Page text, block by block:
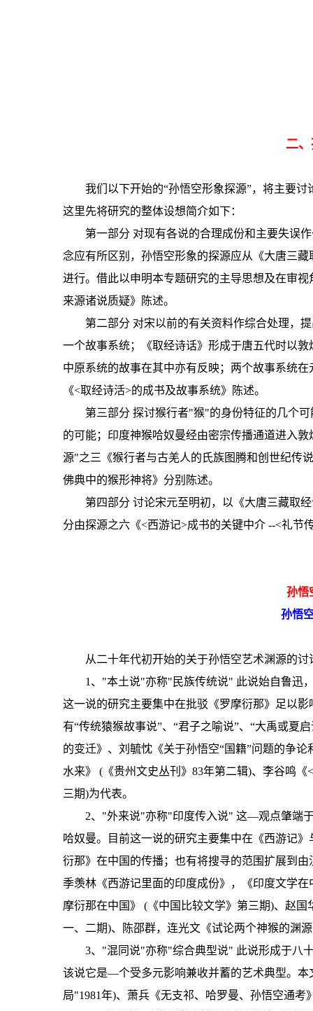
二
我们以下开始的“孙悟空形象探源”，将主要
这里先将研究的整体设想简介如下：
第一部分 对现有各说的合理成份和主要失误
念应有所区别，孙悟空形象的探源应从《大唐三
进行。借此以申明本专题研究的主导思想及在审
来源诸说质疑》陈述。
第二部分 对宋以前的有关资料作综合处理，
一个故事系统；《取经诗话》形成于唐五代时以
中原系统的故事在其中亦有反映；两个故事系统
《<取经诗活>的成书及故事系统》陈述。
第三部分 探讨猴行者"猴"的身份特征的几个
的可能；印度神猴哈奴曼经由密宗传播通道进入
源"之三《猴行者与古羌人的氏族图腾和创世纪传
佛典中的猴形神将》分别陈述。
第四部分 讨论宋元至明初，以《大唐三藏取
分由探源之六《<西游记>成书的关键中介 --<礼节
孙悟
孙悟
从二十年代初开始的关于孙悟空艺术渊源的
1、"本土说"亦称"民族传统说" 此说始自鲁迅
这一说的研究主要集中在批驳《罗摩衍那》足以
有“传统猿猴故事说”、“君子之喻说”、“大禹或夏
的变迁》、刘毓忱《关于孙悟空“国籍”问题的争
水来》 (《贵州文史丛刊》83年第二辑)、李谷鸣
三期)为代表。
2、"外来说"亦称"印度传入说" 这—观点肇端
哈奴曼。目前这一说的研究主要集中在《西游记
衍那》在中国的传播；也有将搜寻的范围扩展到
季羡林《西游记里面的印度成份》，《印度文学
摩衍那在中国》 (《中国比较文学》第三期)、赵
一、二期)、陈邵群，连光文《试论两个神猴的渊
3、"混同说"亦称"综合典型说" 此说形成于八
该说它是—个受多元影响兼收并蓄的艺术典型。
局"1981年)、萧兵《无支祁、哈罗曼、孙悟空通考